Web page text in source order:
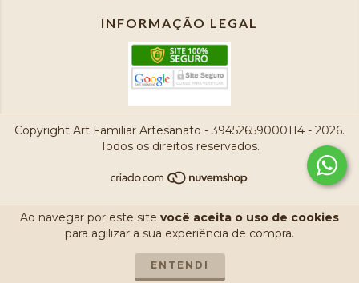
Ao navegar por este site você aceita o uso de cookies
para agilizar a sua experiência de compra.
ENTENDI
INFORMAÇÃO LEGAL
Copyright Art Familiar Artesanato - 39452659000114 - 2026.
Todos os direitos reservados.